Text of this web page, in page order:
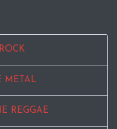
METAL
REGGAE